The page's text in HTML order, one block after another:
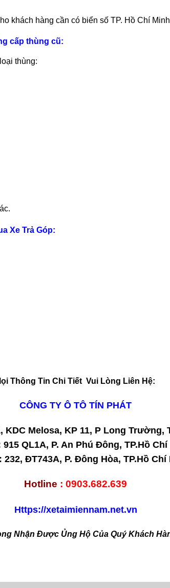
khách hàng cần có biển số TP. Hồ Chí Minh
cấp thùng cũ:
thùng:
Xe Trả Góp:
Thông Tin Chi Tiết Vui Lòng Liên Hệ:
CÔNG TY Ô TÔ TÍN PHÁT
Melosa, KP 11, P Long Trường,
QL1A, P. An Phú Đông, TP.Hồ Chí
232, ĐT743A, P. Đông Hòa, TP.Hồ Chí
Hotline : 0903.682.639
Https://xetaimiennam.net.vn
Nhận Được Ủng Hộ Của Quý Khách